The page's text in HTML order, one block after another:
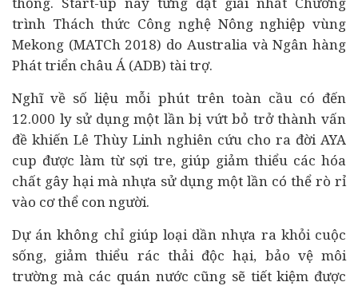
trình Thách thức Công nghệ Nông nghiệp vùng
Mekong (MATCh 2018) do Australia vàNgân hàng
Phát triển châu Á (ADB) tài trợ.
Nghĩ về số liệu mỗi phút trên toàn cầu có đến
12.000 ly sử dụng một lần bị vứt bỏ trở thành vấn
đề khiến Lê Thùy Linh nghiên cứu cho ra đời AYA
cup được làm từ sợi tre, giúp giảm thiểu các hóa
chất gây hại mà nhựa sử dụng một lần có thể rò rỉ
vào cơ thể con người.
Dự án không chỉ giúp loại dần nhựa ra khỏi cuộc
sống, giảm thiểu rác thải độc hại, bảo vệ môi
trường mà các quán nước cũng sẽ tiết kiệm được